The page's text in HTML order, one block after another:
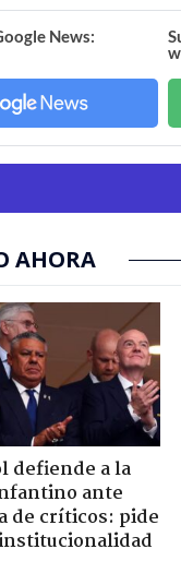
News:
AHORA
defiende a la
ante
de críticos: pide